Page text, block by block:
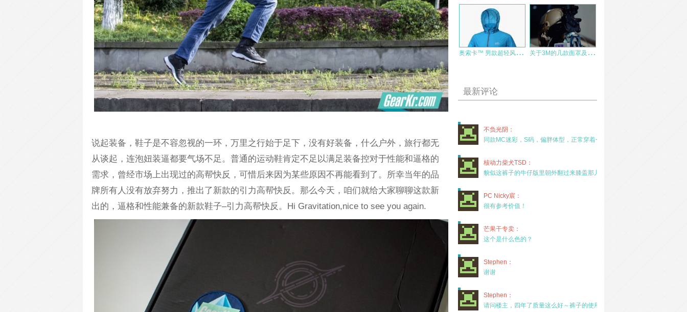
说起装备，鞋子是不容忽视的一环，万里之行始于足下，没有好装备，什么户外，旅行都无
从谈起，连泡妞装逼都要气场不足。普通的运动鞋肯定不足以满足装备控对于性能和逼格的
需求，曾经市场上出现过的高帮快反，可惜后来因为某些原因不再能看到了。所幸当年的品
牌所有人没有放弃努力，推出了新款的引力高帮快反。那么今天，咱们就给大家聊聊这款新
出的，逼格和性能兼备的新款鞋子–引力高帮快反。Hi Gravitation,nice to see you again.
奥
索卡™ 男款超轻风衣测评报告 关
于3M的几款面罩及滤罐的简明介绍
最新评论
不负光阴：
同款MC迷彩，S码，偏胖体型，正常穿着一年半，没
核动力柴犬TSD：
貌似这裤子的牛仔版里朝外翻过来膝盖那儿有放护膝的
PC Nicky宸：
很有参考价值！
芒果干专卖：
这个是什么色的？
Stephen：
谢谢
Stephen：
请问楼主，四年了质量这么好～裤子的使用率高吗？